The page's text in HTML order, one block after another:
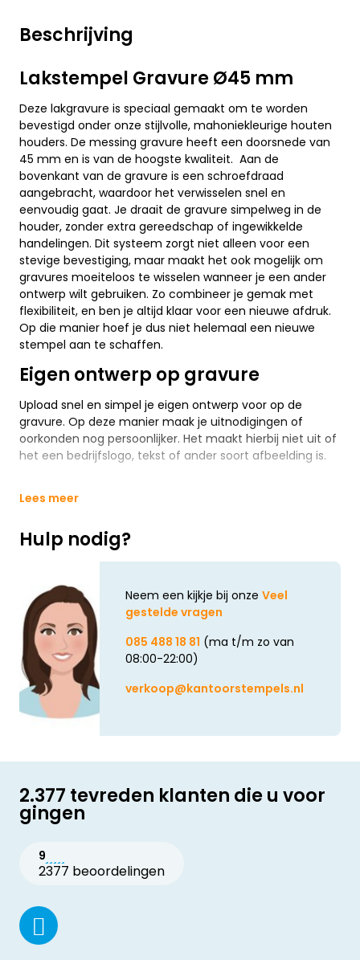
Beschrijving
Lakstempel Gravure Ø45 mm
Deze lakgravure is speciaal gemaakt om te worden
bevestigd onder onze stijlvolle, mahoniekleurige houten
houders. De messing gravure heeft een doorsnede van
45 mm en is van de hoogste kwaliteit. Aan de
bovenkant van de gravure is een schroefdraad
aangebracht, waardoor het verwisselen snel en
eenvoudig gaat. Je draait de gravure simpelweg in de
houder, zonder extra gereedschap of ingewikkelde
handelingen. Dit systeem zorgt niet alleen voor een
stevige bevestiging, maar maakt het ook mogelijk om
gravures moeiteloos te wisselen wanneer je een ander
ontwerp wilt gebruiken. Zo combineer je gemak met
flexibiliteit, en ben je altijd klaar voor een nieuwe afdruk.
Op die manier hoef je dus niet helemaal een nieuwe
stempel aan te schaffen.
Eigen ontwerp op gravure
Upload snel en simpel je eigen ontwerp voor op de
gravure. Op deze manier maak je uitnodigingen of
oorkonden nog persoonlijker. Het maakt hierbij niet uit of
het een bedrijfslogo, tekst of ander soort afbeelding is.
Lees meer
Hulp nodig?
Neem een kijkje bij onze Veel
gestelde vragen
085 488 18 81 (ma t/m zo van
08:00-22:00)
verkoop@kantoorstempels.nl
2.377 tevreden klanten die u voor
gingen
9
2377 beoordelingen